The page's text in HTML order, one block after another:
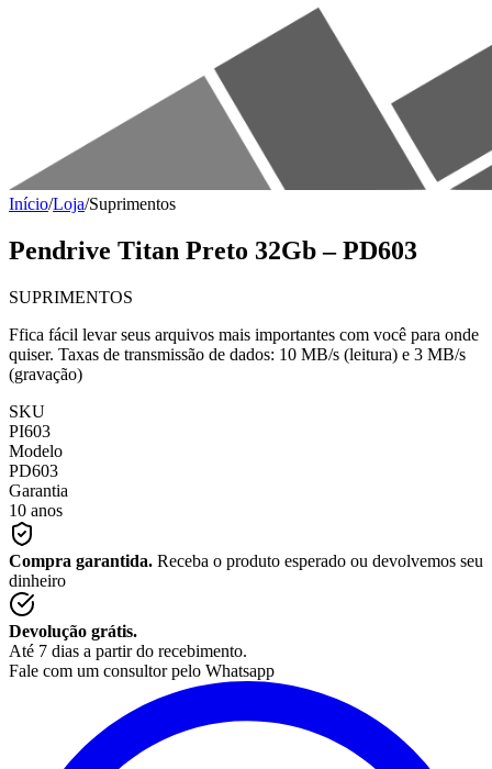
Início/Loja/Suprimentos
Pendrive Titan Preto 32Gb – PD603
SUPRIMENTOS
Ffica fácil levar seus arquivos mais importantes com você para onde
quiser. Taxas de transmissão de dados: 10 MB/s (leitura) e 3 MB/s
(gravação)
SKU
PI603
Modelo
PD603
Garantia
10 anos
Compra garantida. Receba o produto esperado ou devolvemos seu
dinheiro
Devolução grátis.
Até 7 dias a partir do recebimento.
Fale com um consultor pelo Whatsapp